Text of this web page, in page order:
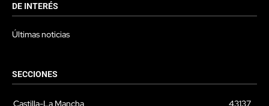
DE INTERÉS
Últimas noticias
SECCIONES
Castilla-La Mancha
43137